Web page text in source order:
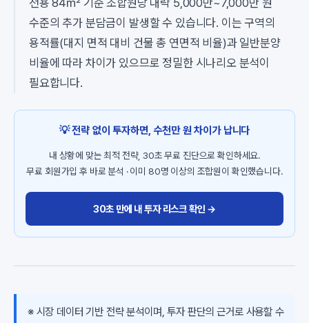
전용 84㎡ 기준 조합원당 대략 5,000만~7,000만 원
수준의 추가 분담금이 발생할 수 있습니다. 이는 구역의
용적률(대지 면적 대비 건물 총 연면적 비율)과 일반분양
비율에 따라 차이가 있으므로 정밀한 시나리오 분석이
필요합니다.
💡 전략 없이 투자하면, 수천만 원 차이가 납니다
내 상황에 맞는 최적 전략, 30초 무료 진단으로 확인하세요.
무료 회원가입 후 바로 분석 · 이미 80명 이상의 조합원이 확인했습니다.
30초 만에 내 투자 리스크 확인 →
※ 시장 데이터 기반 전략 분석이며, 투자 판단의 근거로 사용할 수